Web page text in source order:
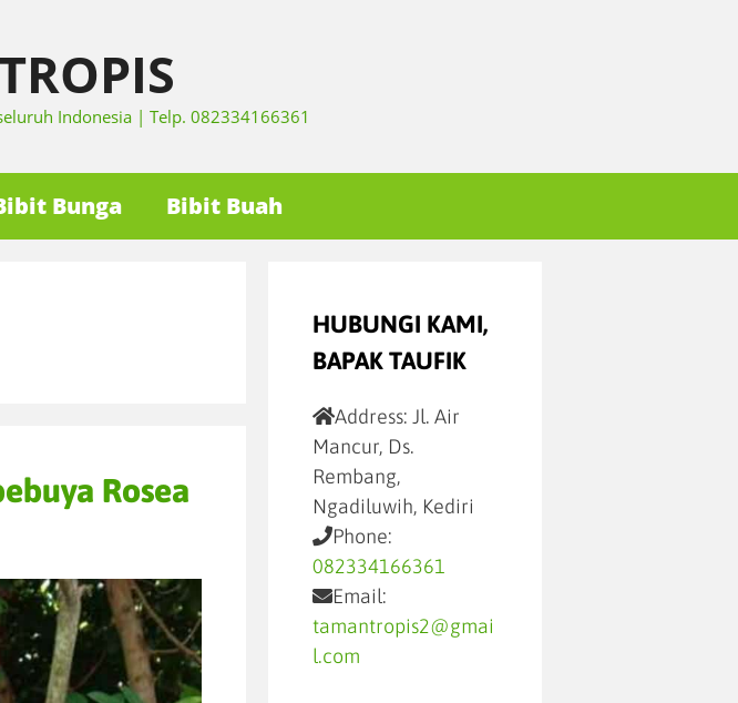
Indonesia | Telp. 082334166361
Bunga Bibit Buah
Rosea
HUBUNGI KAMI,
BAPAK TAUFIK
Address: Jl. Air
Mancur, Ds.
Rembang,
Ngadiluwih, Kediri
Phone:
082334166361
Email:
tamantropis2@gmai
l.com